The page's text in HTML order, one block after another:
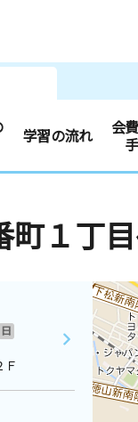
学習の流れ
会
町１丁目
日